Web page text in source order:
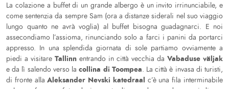
La colazione a buffet di un grande albergo è un invito irrinunciabile, e
come sentenzia da sempre Sam (ora a distanze siderali nel suo viaggio
lungo quanto ne avrà voglia) al buffet bisogna guadagnarci. E noi
assecondiamo l’assioma, rinunciando solo a farci i panini da portarci
appresso. In una splendida giornata di sole partiamo ovviamente a
piedi a visitare Tallinn entrando in città vecchia da Vabaduse väljak
e da lì salendo verso lacollina di Toompea. La città è invasa di turisti,
di fronte allaAleksander Nevski katedraal c’è una fila interminabile